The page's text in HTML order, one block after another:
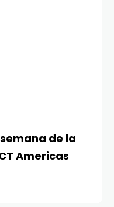
de la
Americas